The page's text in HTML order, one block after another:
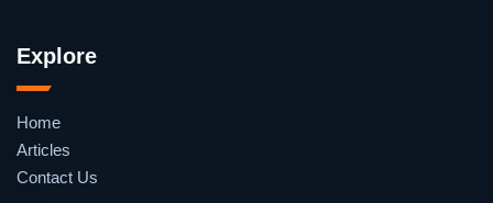
Explore
Home
Articles
Contact Us